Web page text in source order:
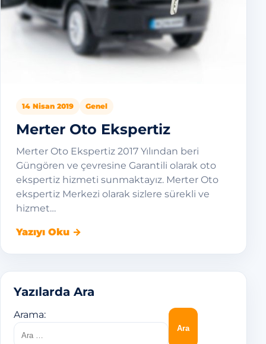
14 Nisan 2019 Genel
Merter Oto Ekspertiz
Merter Oto Ekspertiz 2017 Yılından beri
Güngören ve çevresine Garantili olarak oto
ekspertiz hizmeti sunmaktayız. Merter Oto
ekspertiz Merkezi olarak sizlere sürekli ve
hizmet…
Yazıyı Oku →
Yazılarda Ara
Arama: